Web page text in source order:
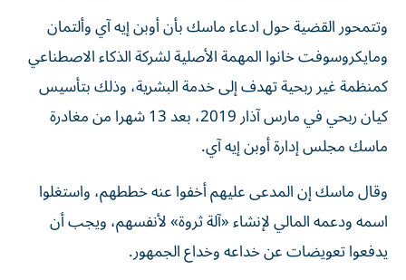
وتتمحور القضية حول ادعاء ماسك بأن أوبن إيه آي وألتمان
ومايكروسوفت خانوا المهمة الأصلية لشركة الذكاء الاصطناعي
كمنظمة غير ربحية تهدف إلى خدمة البشرية، وذلك بتأسيس
كيان ⁠ربحي في مارس آذار 2019، بعد 13 شهرا من مغادرة
ماسك مجلس إدارة أوبن إيه آي.
وقال ماسك إن المدعى عليهم أخفوا عنه خططهم، واستغلوا
اسمه ودعمه المالي لإنشاء «آلة ثروة» لأنفسهم، ويجب أن
يدفعوا تعويضات عن خداعه وخداع الجمهور.